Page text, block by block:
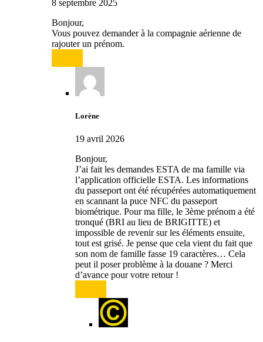
8 septembre 2025
Bonjour,
Vous pouvez demander à la compagnie aérienne de
rajouter un prénom.
Lorène
19 avril 2026
Bonjour,
J’ai fait les demandes ESTA de ma famille via
l’application officielle ESTA. Les informations
du passeport ont été récupérées automatiquement
en scannant la puce NFC du passeport
biométrique. Pour ma fille, le 3ème prénom a été
tronqué (BRI au lieu de BRIGITTE) et
impossible de revenir sur les éléments ensuite,
tout est grisé. Je pense que cela vient du fait que
son nom de famille fasse 19 caractères… Cela
peut il poser problème à la douane ? Merci
d’avance pour votre retour !